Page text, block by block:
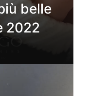
belle
2022